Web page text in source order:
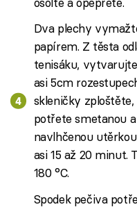
Dva plechy
papírem. Z těsta
tenisáku,
asi 5cm
skleničky
potřete smetanou
navlhčenou
asi 15 až 20 minut.
180 °C.
Spodek pečiva